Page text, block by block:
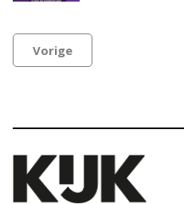
Vorige